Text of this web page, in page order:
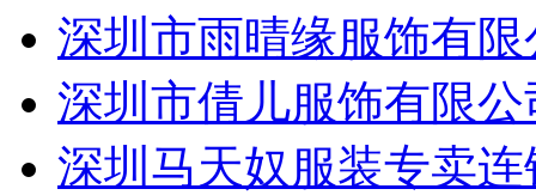
深圳市雨晴缘服饰有限
深圳市倩儿服饰有限公
深圳马天奴服装专卖